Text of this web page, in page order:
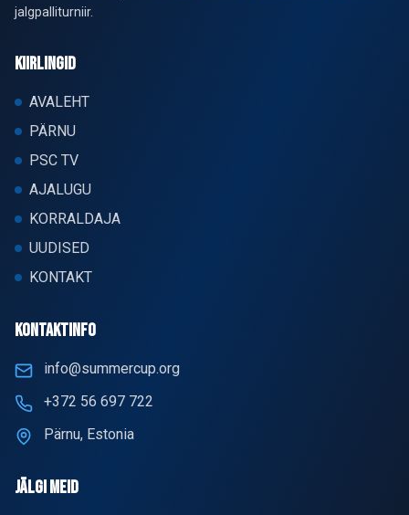
jalgpalliturniir.
KIIRLINGID
AVALEHT
PÄRNU
PSC TV
AJALUGU
KORRALDAJA
UUDISED
KONTAKT
KONTAKTINFO
info@summercup.org
+372 56 697 722
Pärnu, Estonia
JÄLGI MEID